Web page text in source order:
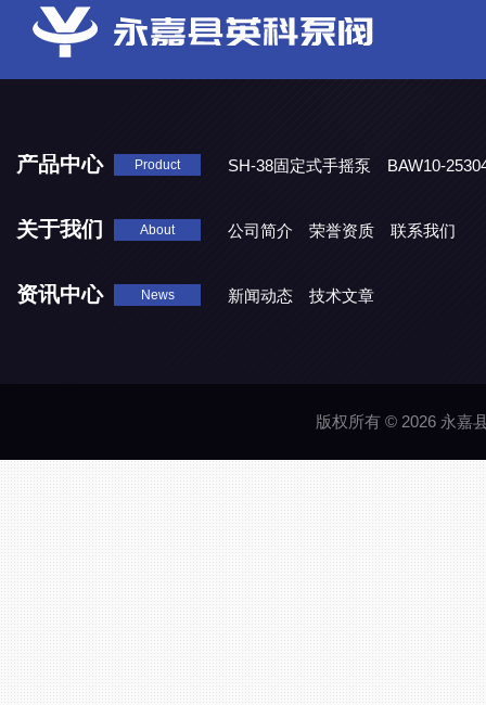
产品中心 Product SH-38固定式手摇泵
BAW10-
关于我们 About 公司简介 荣誉资质 联系我们
资讯中心 News 新闻动态 技术文章
版权所有 © 2026 永嘉